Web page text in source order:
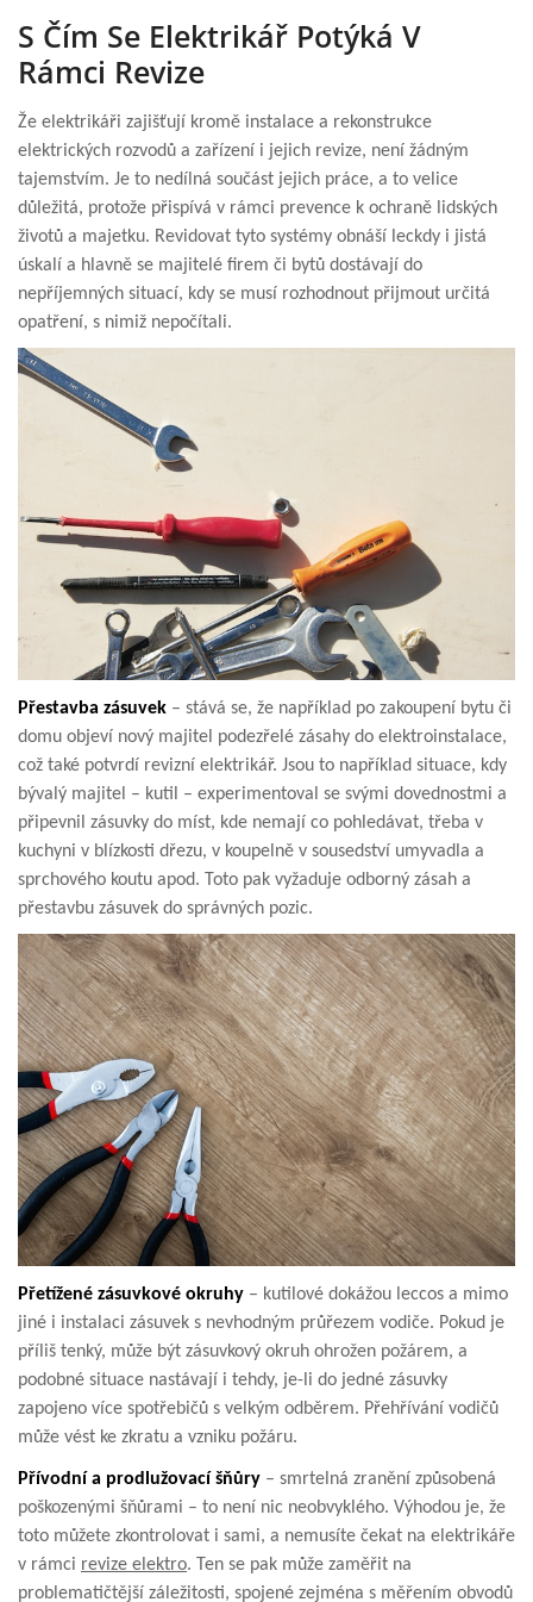
S Čím Se Elektrikář Potýká V
Rámci Revize
Že elektrikáři zajišťují kromě instalace a rekonstrukce
elektrických rozvodů a zařízení i jejich revize, není žádným
tajemstvím. Je to nedílná součást jejich práce, a to velice
důležitá, protože přispívá v rámci prevence k ochraně lidských
životů a majetku. Revidovat tyto systémy obnáší leckdy i jistá
úskalí a hlavně se majitelé firem či bytů dostávají do
nepříjemných situací, kdy se musí rozhodnout přijmout určitá
opatření, s nimiž nepočítali.
Přestavba zásuvek – stává se, že například po zakoupení bytu či
domu objeví nový majitel podezřelé zásahy do elektroinstalace,
což také potvrdí revizní elektrikář. Jsou to například situace, kdy
bývalý majitel – kutil – experimentoval se svými dovednostmi a
připevnil zásuvky do míst, kde nemají co pohledávat, třeba v
kuchyni v blízkosti dřezu, v koupelně v sousedství umyvadla a
sprchového koutu apod. Toto pak vyžaduje odborný zásah a
přestavbu zásuvek do správných pozic.
Přetížené zásuvkové okruhy – kutilové dokážou leccos a mimo
jiné i instalaci zásuvek s nevhodným průřezem vodiče. Pokud je
příliš tenký, může být zásuvkový okruh ohrožen požárem, a
podobné situace nastávají i tehdy, je-li do jedné zásuvky
zapojeno více spotřebičů s velkým odběrem. Přehřívání vodičů
může vést ke zkratu a vzniku požáru.
Přívodní a prodlužovací šňůry – smrtelná zranění způsobená
poškozenými šňůrami – to není nic neobvyklého. Výhodou je, že
toto můžete zkontrolovat i sami, a nemusíte čekat na elektrikáře
v rámci revize elektro. Ten se pak může zaměřit na
problematičtější záležitosti, spojené zejména s měřením obvodů